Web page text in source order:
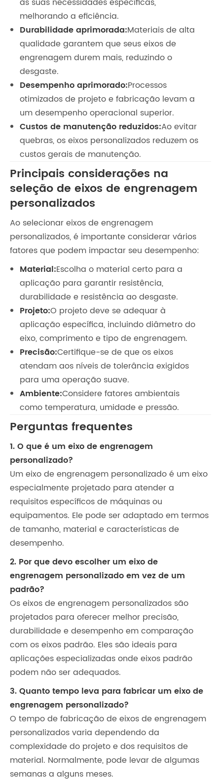
melhorando a eficiência.
Durabilidade aprimorada:Materiais de alta
qualidade garantem que seus eixos de
engrenagem durem mais, reduzindo o
desgaste.
Desempenho aprimorado:Processos
otimizados de projeto e fabricação levam a
um desempenho operacional superior.
Custos de manutenção reduzidos:Ao evitar
quebras, os eixos personalizados reduzem os
custos gerais de manutenção.
Principais considerações na
seleção de eixos de engrenagem
personalizados
Ao selecionar eixos de engrenagem
personalizados, é importante considerar vários
fatores que podem impactar seu desempenho:
Material:Escolha o material certo para a
aplicação para garantir resistência,
durabilidade e resistência ao desgaste.
Projeto:O projeto deve se adequar à
aplicação específica, incluindo diâmetro do
eixo, comprimento e tipo de engrenagem.
Precisão:Certifique-se de que os eixos
atendam aos níveis de tolerância exigidos
para uma operação suave.
Ambiente:Considere fatores ambientais
como temperatura, umidade e pressão.
Perguntas frequentes
1. O que é um eixo de engrenagem
personalizado?
Um eixo de engrenagem personalizado é um eixo
especialmente projetado para atender a
requisitos específicos de máquinas ou
equipamentos. Ele pode ser adaptado em termos
de tamanho, material e características de
desempenho.
2. Por que devo escolher um eixo de
engrenagem personalizado em vez de um
padrão?
Os eixos de engrenagem personalizados são
projetados para oferecer melhor precisão,
durabilidade e desempenho em comparação
com os eixos padrão. Eles são ideais para
aplicações especializadas onde eixos padrão
podem não ser adequados.
3. Quanto tempo leva para fabricar um eixo de
engrenagem personalizado?
O tempo de fabricação de eixos de engrenagem
personalizados varia dependendo da
complexidade do projeto e dos requisitos de
material. Normalmente, pode levar de algumas
semanas a alguns meses.